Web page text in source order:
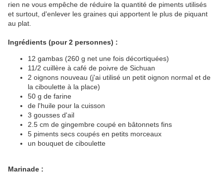
rien ne vous empêche de réduire la quantité de piments utilisés
et surtout, d'enlever les graines qui apportent le plus de piquant
au plat.
Ingrédients (pour 2 personnes) :
12 gambas (260 g net une fois décortiquées)
11/2 cuillère à café de poivre de Sichuan
2 oignons nouveau (j'ai utilisé un petit oignon normal et de
la ciboulette à la place)
50 g de farine
de l'huile pour la cuisson
3 gousses d'ail
2.5 cm de gingembre coupé en bâtonnets fins
5 piments secs coupés en petits morceaux
un bouquet de ciboulette
Marinade :